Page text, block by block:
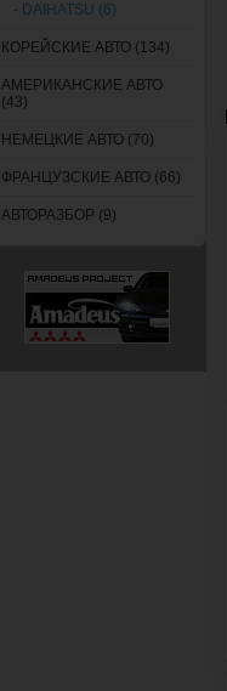
- DAIHATSU (6)
КОРЕЙСКИЕ АВТО (134)
АМЕРИКАНСКИЕ АВТО
(43)
НЕМЕЦКИЕ АВТО (70)
ФРАНЦУЗСКИЕ АВТО (66)
АВТОРАЗБОР (9)